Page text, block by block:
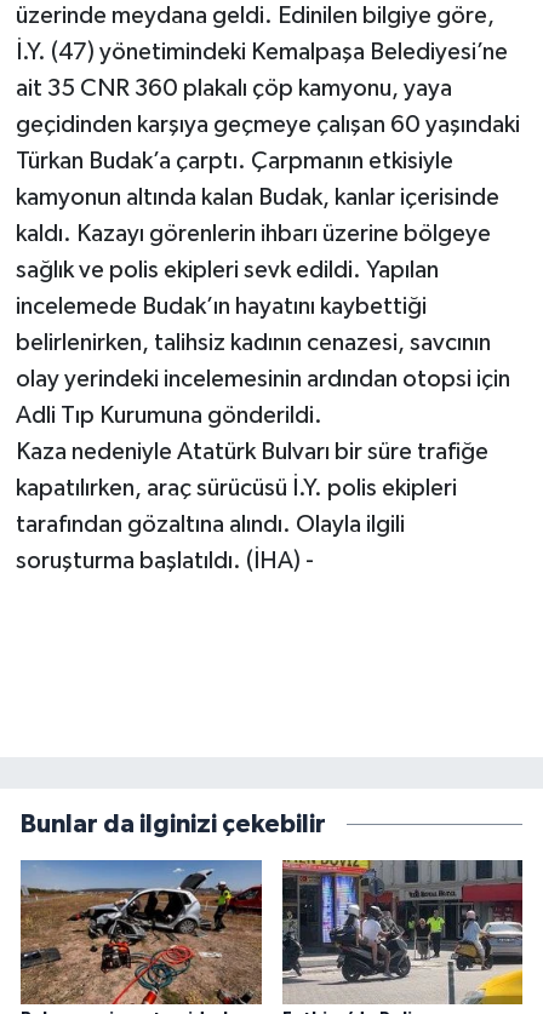
üzerinde meydana geldi. Edinilen bilgiye göre,
İ.Y. (47) yönetimindeki Kemalpaşa Belediyesi’ne
ait 35 CNR 360 plakalı çöp kamyonu, yaya
geçidinden karşıya geçmeye çalışan 60 yaşındaki
Türkan Budak’a çarptı. Çarpmanın etkisiyle
kamyonun altında kalan Budak, kanlar içerisinde
kaldı. Kazayı görenlerin ihbarı üzerine bölgeye
sağlık ve polis ekipleri sevk edildi. Yapılan
incelemede Budak’ın hayatını kaybettiği
belirlenirken, talihsiz kadının cenazesi, savcının
olay yerindeki incelemesinin ardından otopsi için
Adli Tıp Kurumuna gönderildi.
Kaza nedeniyle Atatürk Bulvarı bir süre trafiğe
kapatılırken, araç sürücüsü İ.Y. polis ekipleri
tarafından gözaltına alındı. Olayla ilgili
soruşturma başlatıldı. (İHA) -
Bunlar da ilginizi çekebilir